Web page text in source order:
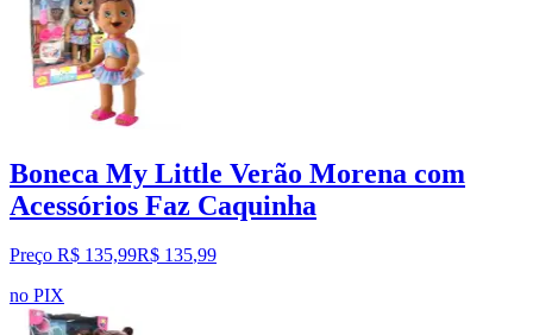
Boneca My Little Verão Morena com
Acessórios Faz Caquinha
Preço R$ 135,99R$ 135,99
no PIX